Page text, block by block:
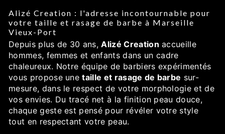
Alizé Creation : l'adresse incontournable pour
votre taille et rasage de barbe à Marseille
Vieux-Port
Depuis plus de 30 ans,Alizé Creation accueille
hommes, femmes et enfants dans un cadre
chaleureux. Notre équipe de barbiers expérimentés
vous propose unetaille et rasage de barbe sur-
mesure, dans le respect de votre morphologie et de
vos envies. Du tracé net à la finition peau douce,
chaque geste est pensé pour révéler votre style
tout en respectant votre peau.